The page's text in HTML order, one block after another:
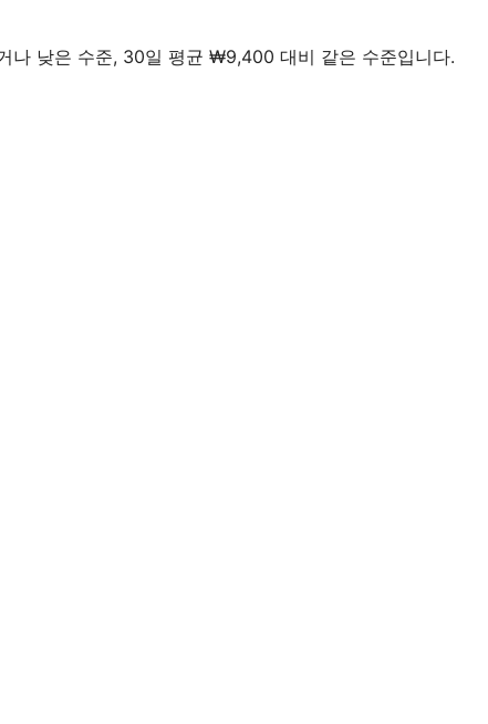
낮은 수준, 30일 평균 ₩9,400 대비 같은 수준입니다.